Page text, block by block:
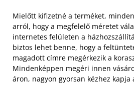
Mielőtt kifizetné a terméket,
arról, hogy a megfelelő méretet
internetes felületen a
biztos lehet benne, hogy a
magadott címre megérkezik a
Mindenképpen megéri innen
áron, nagyon gyorsan kézhez